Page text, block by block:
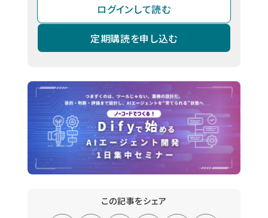
ログインして読む
定期購読を申し込む
この記事をシェア